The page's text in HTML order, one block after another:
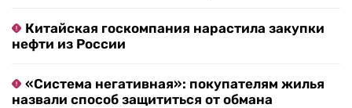
Китайская госкомпания нарастила закупки
нефти из России
«Система негативная»: покупателям жилья
назвали способ защититься от обмана